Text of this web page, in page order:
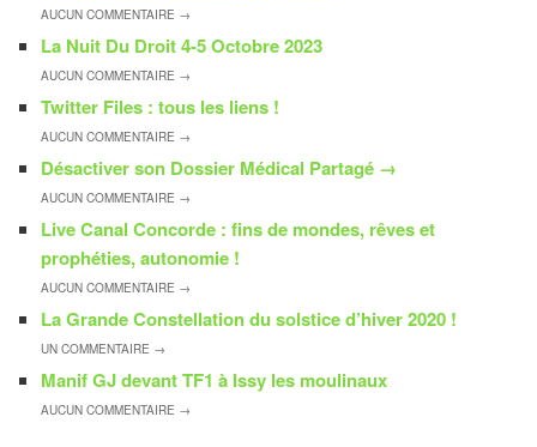
AUCUNCOMMENTAIRE →
La Nuit Du Droit 4-5 Octobre 2023
AUCUNCOMMENTAIRE →
Twitter Files : tous les liens !
AUCUNCOMMENTAIRE →
Désactiver son Dossier Médical Partagé →
AUCUNCOMMENTAIRE →
Live Canal Concorde : fins de mondes, rêves et
prophéties, autonomie !
AUCUNCOMMENTAIRE →
La Grande Constellation du solstice d’hiver 2020 !
UNCOMMENTAIRE →
Manif GJ devant TF1 à Issy les moulinaux
AUCUNCOMMENTAIRE →